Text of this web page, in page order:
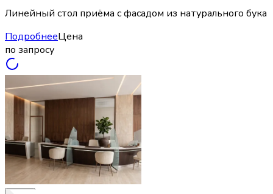
Линейный стол приёма с фасадом из натурального бука
ПодробнееЦена
по запросу